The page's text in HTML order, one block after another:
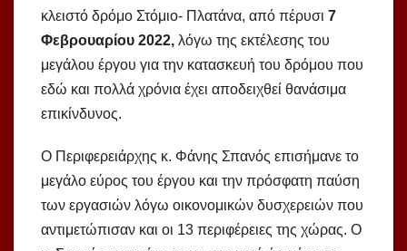
κλειστό δρόμο Στόμιο- Πλατάνα, από πέρυσι 7
Φεβρουαρίου 2022, λόγω της εκτέλεσης του
μεγάλου έργου για την κατασκευή του δρόμου που
εδώ και πολλά χρόνια έχει αποδειχθεί θανάσιμα
επικίνδυνος.
Ο Περιφερειάρχης κ. Φάνης Σπανός επισήμανε το
μεγάλο εύρος του έργου και την πρόσφατη παύση
των εργασιών λόγω οικονομικών δυσχερειών που
αντιμετώπισαν και οι 13 περιφέρειες της χώρας. Ο